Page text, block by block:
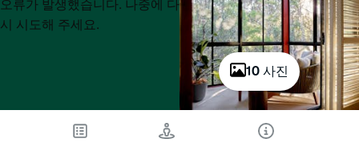
10 사진
List
List
오류가 발생했습니다. 나중에 다
시 시도해 주세요.